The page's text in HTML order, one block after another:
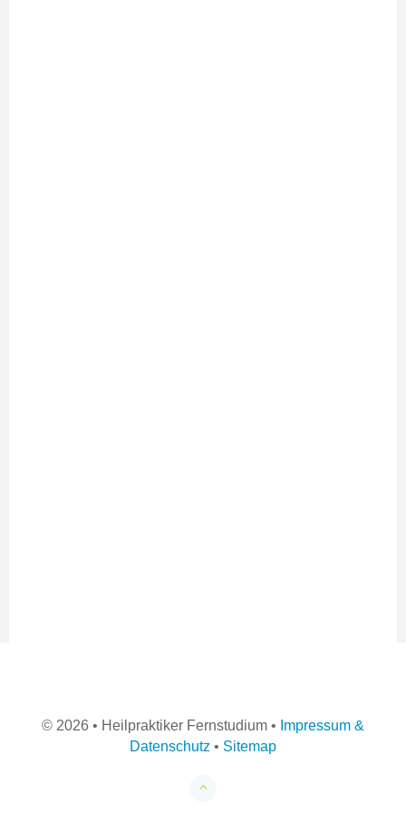
© 2026 • Heilpraktiker Fernstudium • Impressum &
Datenschutz • Sitemap